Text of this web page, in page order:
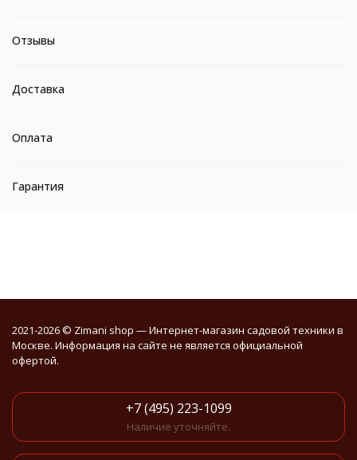
Отзывы
Доставка
Оплата
Гарантия
2021-2026 © Zimani shop — Интернет-магазин садовой техники в
Москве. Информация на сайте не является официальной
офертой.
+7 (495) 223-1099
Наличие уточняйте.